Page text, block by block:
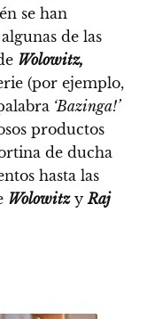
se han
algunas de las
Wolowitz,
(por ejemplo,
‘Bazinga!’
productos
de ducha
hasta las
Wolowitzy Raj